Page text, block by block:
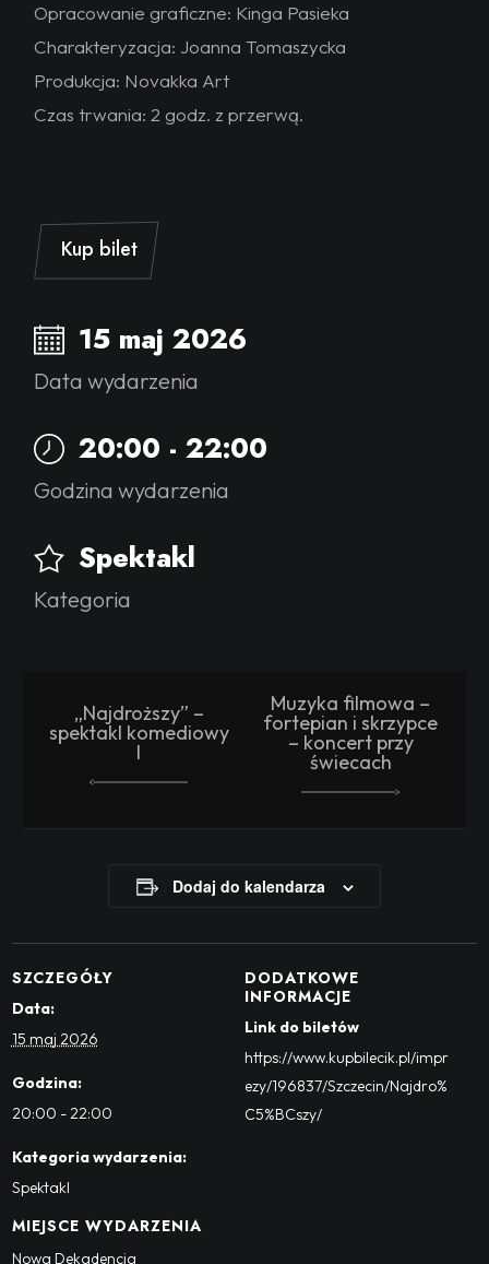
Opracowanie graficzne: Kinga Pasieka
Charakteryzacja: Joanna Tomaszycka
Produkcja: Novakka Art
Czas trwania: 2 godz. z przerwą.
Kup bilet
15 maj 2026
Data wydarzenia
20:00 - 22:00
Godzina wydarzenia
Spektakl
Kategoria
„Najdroższy” –
spektakl komediowy
I
Muzyka filmowa –
fortepian i skrzypce
– koncert przy
świecach
Dodaj do kalendarza
SZCZEGÓŁY
Data:
15 maj 2026
Godzina:
20:00 - 22:00
Kategoria wydarzenia:
Spektakl
MIEJSCE WYDARZENIA
Nowa Dekadencja
DODATKOWE
INFORMACJE
Link do biletów
https://www.kupbilecik.pl/impr
ezy/196837/Szczecin/Najdro%
C5%BCszy/